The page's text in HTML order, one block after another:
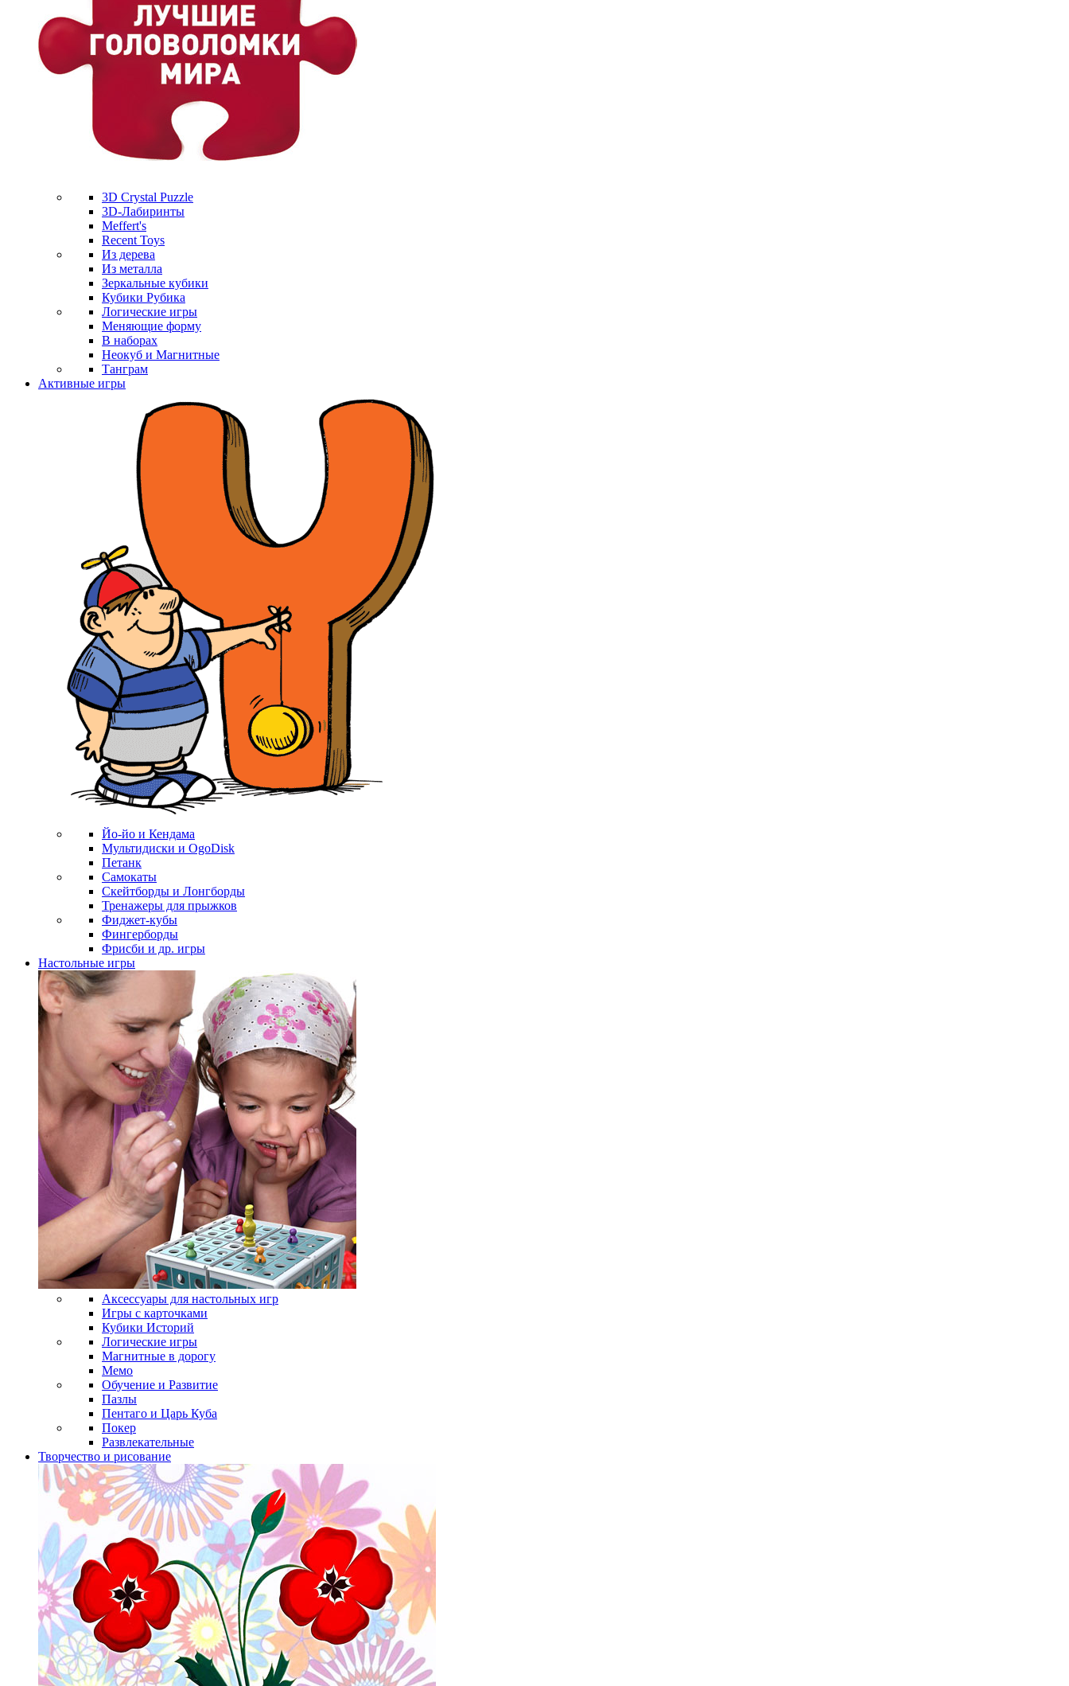
3D Crystal Puzzle
3D-Лабиринты
Meffert's
Recent Toys
Из дерева
Из металла
Зеркальные кубики
Кубики Рубика
Логические игры
Меняющие форму
В наборах
Неокуб и Магнитные
Танграм
Активные игры
Йо-йо и Кендама
Мультидиски и OgoDisk
Петанк
Самокаты
Скейтборды и Лонгборды
Тренажеры для прыжков
Фиджет-кубы
Фингерборды
Фрисби и др. игры
Настольные игры
Аксессуары для настольных игр
Игры с карточками
Кубики Историй
Логические игры
Магнитные в дорогу
Мемо
Обучение и Развитие
Пазлы
Пентаго и Царь Куба
Покер
Развлекательные
Творчество и рисование